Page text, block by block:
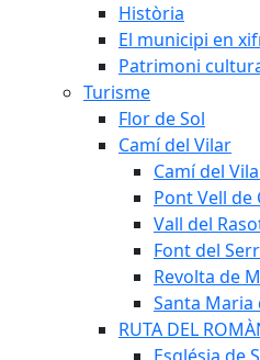
Història
El municipi en
Patrimoni
Turisme
Flor de Sol
Camí del Vilar
Camí del
Pont Vell de
Vall del
Font del
Revolta de
Santa Maria
RUTA DEL